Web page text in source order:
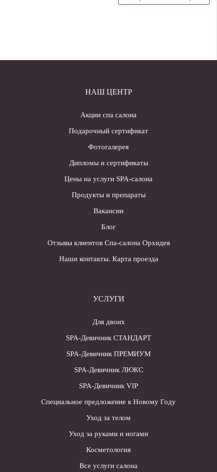
НАШ ЦЕНТР
Акции спа салона
Подарочный сертификат
Фотогалерея
Дипломы и сертификаты
Цены на услуги SPA-салона
Продукты и препараты
Вакансии
Блог
Отзывы клиентов Спа-салона Орхидея
Наши контакты. Карта проезда
УСЛУГИ
Для двоих
SPA-Девичник СТАНДАРТ
SPA-Девичник ПРЕМИУМ
SPA-Девичник ЛЮКС
SPA-Девичник VIP
Специальное предложение к Новому Году
Уход за телом
Уход за руками и ногами
Косметология
Все услуги салона